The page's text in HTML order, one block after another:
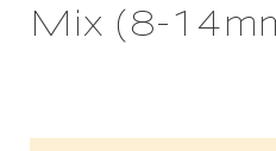
Mix (8-